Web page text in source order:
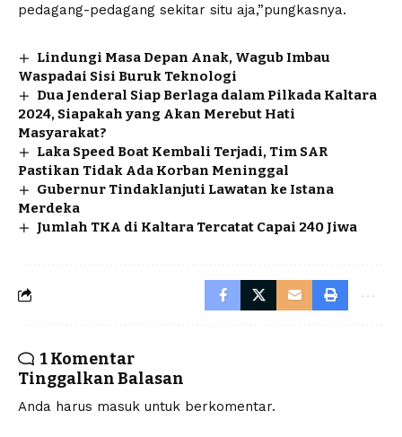
pedagang-pedagang sekitar situ aja,”pungkasnya.
Lindungi Masa Depan Anak, Wagub Imbau
Waspadai Sisi Buruk Teknologi
Dua Jenderal Siap Berlaga dalam Pilkada Kaltara
2024, Siapakah yang Akan Merebut Hati
Masyarakat?
Laka Speed Boat Kembali Terjadi, Tim SAR
Pastikan Tidak Ada Korban Meninggal
Gubernur Tindaklanjuti Lawatan ke Istana
Merdeka
Jumlah TKA di Kaltara Tercatat Capai 240 Jiwa
1 Komentar
Tinggalkan Balasan
Anda harus masuk untuk berkomentar.